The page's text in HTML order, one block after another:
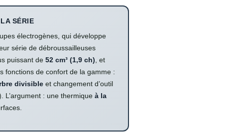
SÉRIE
électrogènes, qui développe
série de débroussailleuses
puissant de52 cm³ (1,9 ch), et
fonctions de confort de la gamme :
divisible et changement d’outil
L’argument : une thermiqueà la